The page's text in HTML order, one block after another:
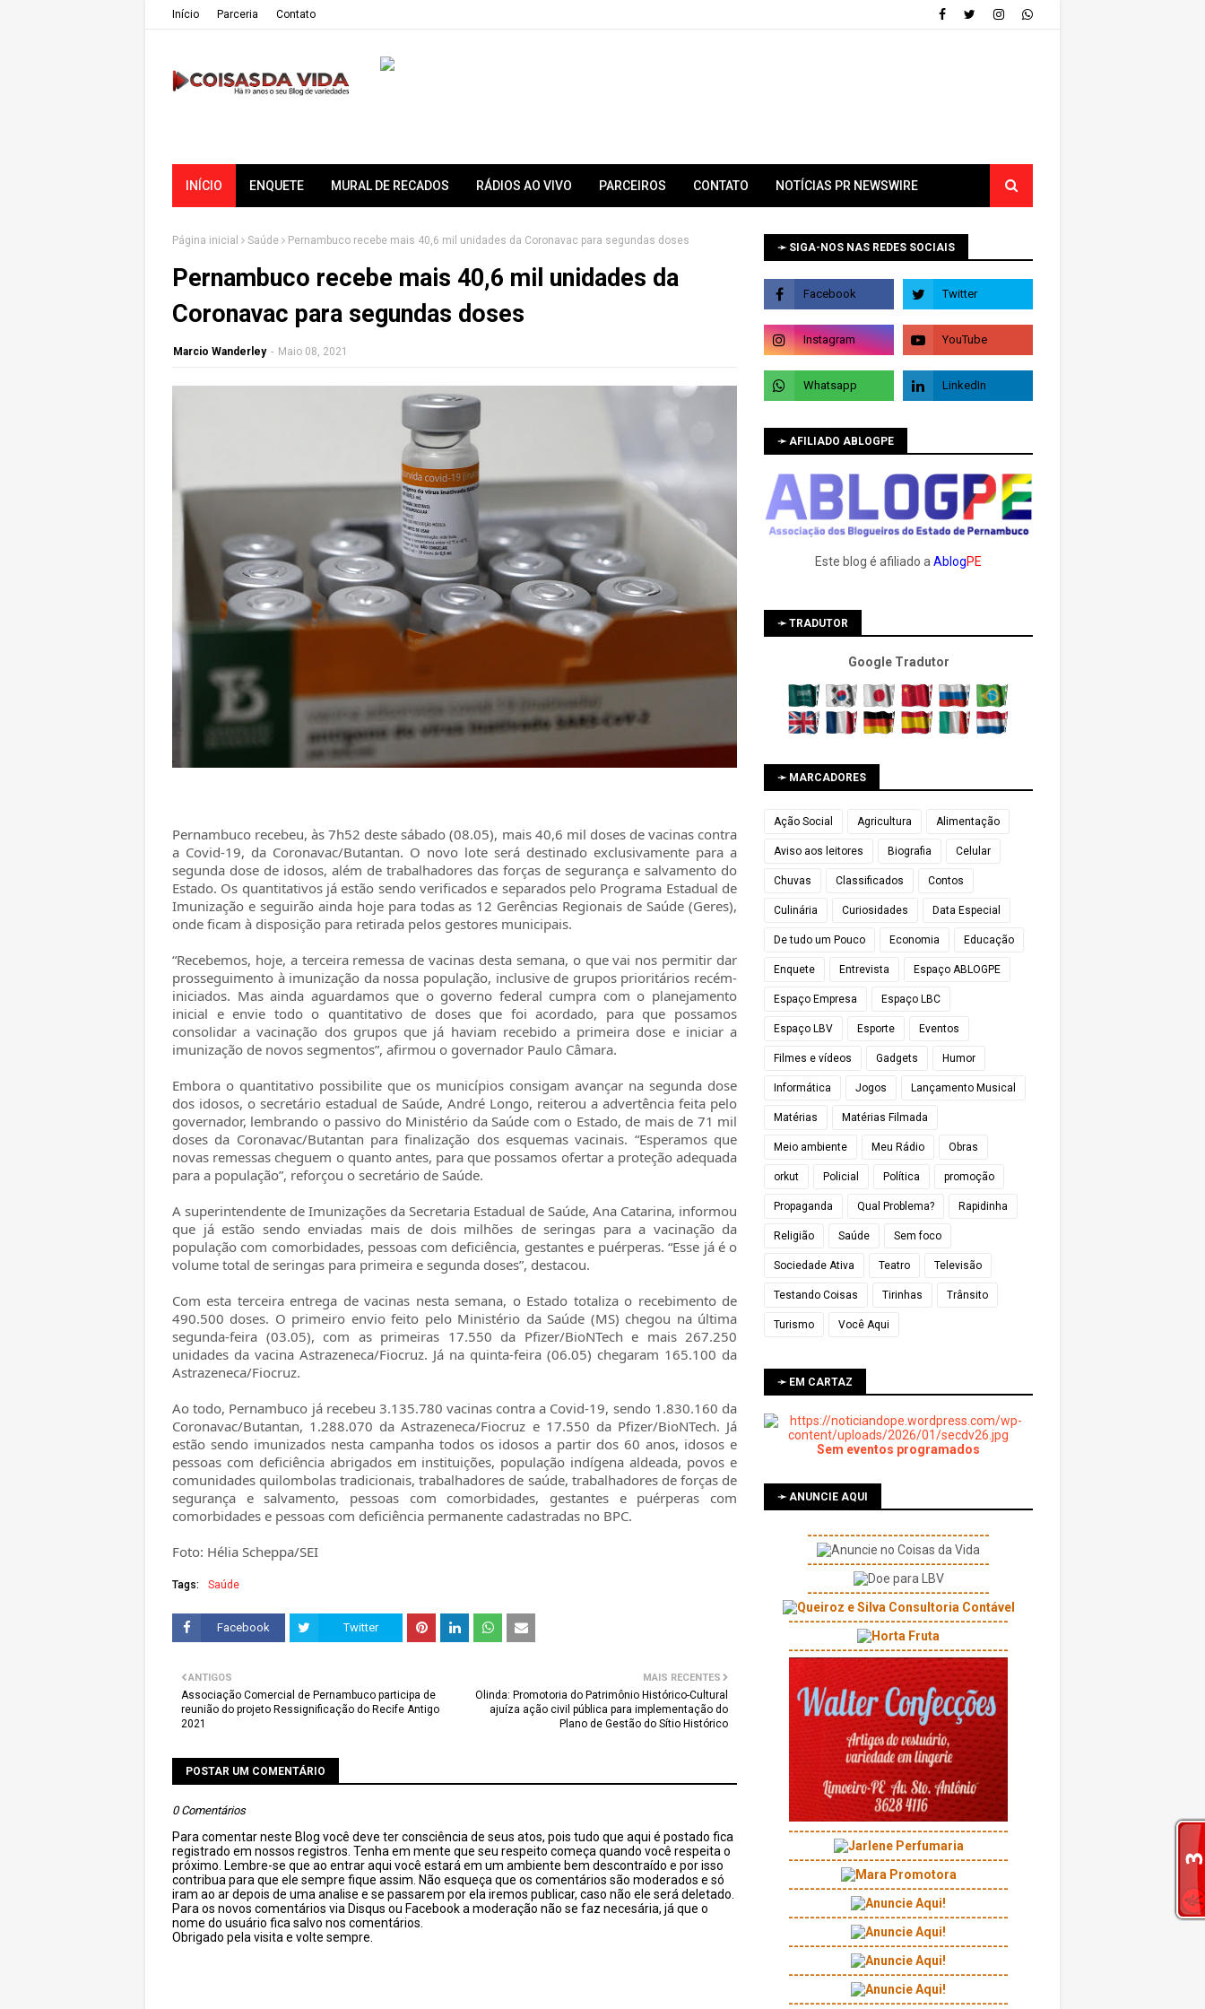
Iní­cio Parceria Contato
INÍCIO ENQUETE MURAL DE RECADOS RÁDIOS AO VIVO PARCEIROS CONTATO NOTÍCIAS PR NEWSWIRE
Página inicial Saúde Pernambuco recebe mais 40,6 mil unidades da Coronavac para segundas doses
Pernambuco recebe mais 40,6 mil unidades da
Coronavac para segundas doses
Marcio Wanderley - Maio 08, 2021
Pernambuco recebeu, às 7h52 deste sábado (08.05), mais 40,6 mil doses de vacinas contra
a Covid-19, da Coronavac/Butantan. O novo lote será destinado exclusivamente para a
segunda dose de idosos, além de trabalhadores das forças de segurança e salvamento do
Estado. Os quantitativos já estão sendo verificados e separados pelo Programa Estadual de
Imunização e seguirão ainda hoje para todas as 12 Gerências Regionais de Saúde (Geres),
onde ficam à disposição para retirada pelos gestores municipais.
“Recebemos, hoje, a terceira remessa de vacinas desta semana, o que vai nos permitir dar
prosseguimento à imunização da nossa população, inclusive de grupos prioritários recém-
iniciados. Mas ainda aguardamos que o governo federal cumpra com o planejamento
inicial e envie todo o quantitativo de doses que foi acordado, para que possamos
consolidar a vacinação dos grupos que já haviam recebido a primeira dose e iniciar a
imunização de novos segmentos”, afirmou o governador Paulo Câmara.
Embora o quantitativo possibilite que os municípios consigam avançar na segunda dose
dos idosos, o secretário estadual de Saúde, André Longo, reiterou a advertência feita pelo
governador, lembrando o passivo do Ministério da Saúde com o Estado, de mais de 71 mil
doses da Coronavac/Butantan para finalização dos esquemas vacinais. “Esperamos que
novas remessas cheguem o quanto antes, para que possamos ofertar a proteção adequada
para a população”, reforçou o secretário de Saúde.
A superintendente de Imunizações da Secretaria Estadual de Saúde, Ana Catarina, informou
que já estão sendo enviadas mais de dois milhões de seringas para a vacinação da
população com comorbidades, pessoas com deficiência, gestantes e puérperas. “Esse já é o
volume total de seringas para primeira e segunda doses”, destacou.
Com esta terceira entrega de vacinas nesta semana, o Estado totaliza o recebimento de
490.500 doses. O primeiro envio feito pelo Ministério da Saúde (MS) chegou na última
segunda-feira (03.05), com as primeiras 17.550 da Pfizer/BioNTech e mais 267.250
unidades da vacina Astrazeneca/Fiocruz. Já na quinta-feira (06.05) chegaram 165.100 da
Astrazeneca/Fiocruz.
Ao todo, Pernambuco já recebeu 3.135.780 vacinas contra a Covid-19, sendo 1.830.160 da
Coronavac/Butantan, 1.288.070 da Astrazeneca/Fiocruz e 17.550 da Pfizer/BioNTech. Já
estão sendo imunizados nesta campanha todos os idosos a partir dos 60 anos, idosos e
pessoas com deficiência abrigados em instituições, população indígena aldeada, povos e
comunidades quilombolas tradicionais, trabalhadores de saúde, trabalhadores de forças de
segurança e salvamento, pessoas com comorbidades, gestantes e puérperas com
comorbidades e pessoas com deficiência permanente cadastradas no BPC.
Foto: Hélia Scheppa/SEI
Tags: Saúde
Facebook Twitter
MAIS RECENTES
Olinda: Promotoria do Patrimônio Histórico-Cultural
ajuíza ação civil pública para implementação do
Plano de Gestão do Sítio Histórico
ANTIGOS
Associação Comercial de Pernambuco participa de
reunião do projeto Ressignificação do Recife Antigo
2021
POSTAR UM COMENTÁRIO
0 Comentários
Para comentar neste Blog você deve ter consciência de seus atos, pois tudo que aqui é postado fica
registrado em nossos registros. Tenha em mente que seu respeito começa quando você respeita o
próximo. Lembre-se que ao entrar aqui você estará em um ambiente bem descontraído e por isso
contribua para que ele sempre fique assim. Não esqueça que os comentários são moderados e só
iram ao ar depois de uma analise e se passarem por ela iremos publicar, caso não ele será deletado.
Para os novos comentários via Disqus ou Facebook a moderação não se faz necesária, já que o
nome do usuário fica salvo nos comentários.
Obrigado pela visita e volte sempre.
➛ SIGA-NOS NAS REDES SOCIAIS
➛ AFILIADO ABLOGPE
Este blog é afiliado a AblogPE
➛ TRADUTOR
Google Tradutor
➛ MARCADORES
Ação Social Agricultura Alimentação
Aviso aos leitores Biografia Celular
Chuvas Classificados Contos
Culinária Curiosidades Data Especial
De tudo um Pouco Economia Educação
Enquete Entrevista Espaço ABLOGPE
Espaço Empresa Espaço LBC
Espaço LBV Esporte Eventos
Filmes e vídeos Gadgets Humor
Informática Jogos Lançamento Musical
Matérias Matérias Filmada
Meio ambiente Meu Rádio Obras
orkut Policial Política promoção
Propaganda Qual Problema? Rapidinha
Religião Saúde Sem foco
Sociedade Ativa Teatro Televisão
Testando Coisas Tirinhas Trânsito
Turismo Você Aqui
➛ EM CARTAZ
Sem eventos programados
➛ ANUNCIE AQUI
----------------------------------
----------------------------------
----------------------------------
-----------------------------------------
-----------------------------------------
-----------------------------------------
-----------------------------------------
-----------------------------------------
-----------------------------------------
-----------------------------------------
-----------------------------------------
-----------------------------------------